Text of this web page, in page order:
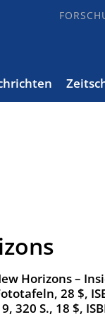
Horizons –
28 $,
320 S., 18 $,